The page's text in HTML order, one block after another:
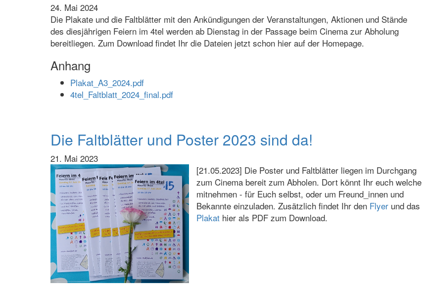
24. Mai 2024
Die Plakate und die Faltblätter mit den Ankündigungen der Veranstaltungen, Aktionen und Stände
des diesjährigen Feiern im 4tel werden ab Dienstag in der Passage beim Cinema zur Abholung
bereitliegen. Zum Download findet Ihr die Dateien jetzt schon hier auf der Homepage.
Anhang
Plakat_A3_2024.pdf
4tel_Faltblatt_2024_final.pdf
Die Faltblätter und Poster 2023 sind da!
21. Mai 2023
[21.05.2023] Die Poster und Faltblätter liegen im Durchgang
zum Cinema bereit zum Abholen. Dort könnt Ihr euch welche
mitnehmen - für Euch selbst, oder um Freund_innen und
Bekannte einzuladen. Zusätzlich findet Ihr den Flyer und das
Plakat hier als PDF zum Download.